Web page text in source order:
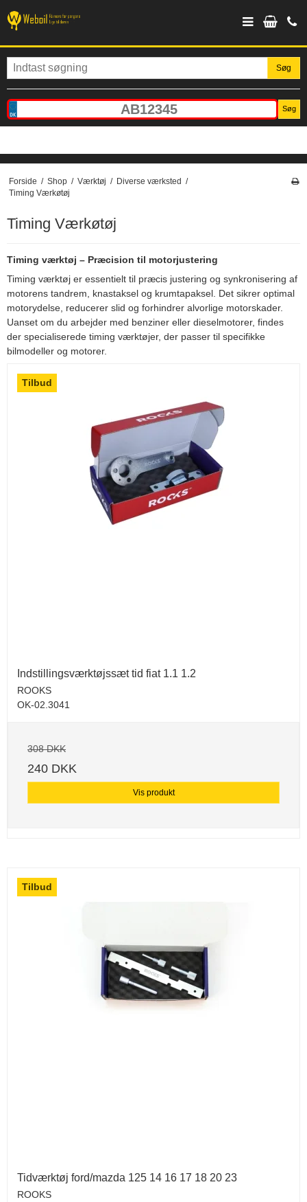
Søg
Søg
Forside / Shop / Værktøj / Diverse værksted /
Timing Værkøtøj
Timing Værkøtøj
Timing værktøj – Præcision til motorjustering
Timing værktøj er essentielt til præcis justering og synkronisering af
motorens tandrem, knastaksel og krumtapaksel. Det sikrer optimal
motorydelse, reducerer slid og forhindrer alvorlige motorskader.
Uanset om du arbejder med benziner eller dieselmotorer, findes
der specialiserede timing værktøjer, der passer til specifikke
bilmodeller og motorer.
Tilbud
Indstillingsværktøjssæt tid fiat 1.1 1.2
ROOKS
OK-02.3041
308 DKK
240 DKK
Vis produkt
Tilbud
Tidværktøj ford/mazda 125 14 16 17 18 20 23
ROOKS